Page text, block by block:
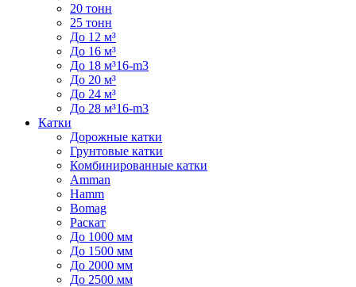
20 тонн
25 тонн
До 12 м³
До 16 м³
До 18 м³16-m3
До 20 м³
До 24 м³
До 28 м³16-m3
Катки
Дорожные катки
Грунтовые катки
Комбинированные катки
Amman
Hamm
Bomag
Раскат
До 1000 мм
До 1500 мм
До 2000 мм
До 2500 мм